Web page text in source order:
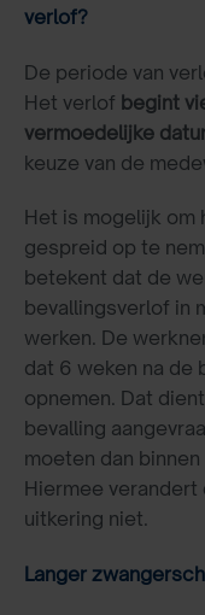
verlof?
De periode van
Het verlof begint
vermoedelijke
keuze van de
Het is mogelijk om
gespreid op te
betekent dat de
bevallingsverlof in
werken. De
dat 6 weken na de
opnemen. Dat
bevalling
moeten dan
Hiermee verandert
uitkering niet.
Langer